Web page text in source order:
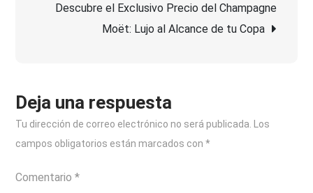
para
disfrutar
entradas
Descubre el Exclusivo Precio del Champagne
Moët: Lujo al Alcance de tu Copa
Deja una respuesta
Tu dirección de correo electrónico no será publicada.
Los
campos obligatorios están marcados con*
Comentario*